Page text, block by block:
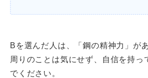
Bを選んだ人は、「鋼の精神力」が
周りのことは気にせず、自信を持っ
でください。